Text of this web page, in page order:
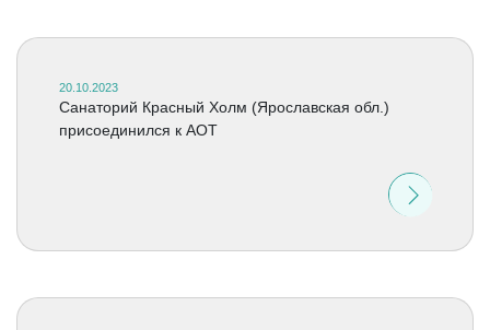
20.10.2023
Санаторий Красный Холм (Ярославская обл.)
присоединился к АОТ